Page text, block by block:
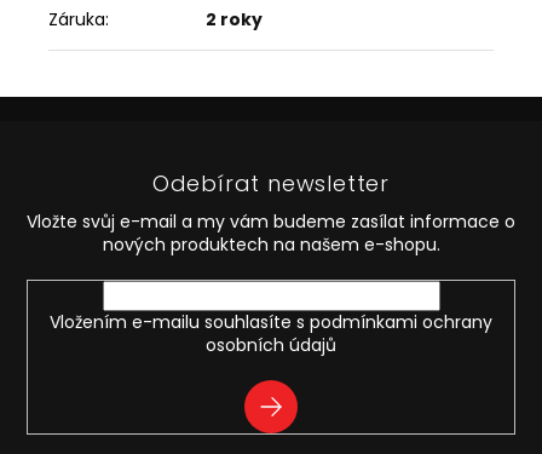
Záruka: 2 roky
Odebírat newsletter
Vložte svůj e-mail a my vám budeme zasílat informace o
nových produktech na našem e-shopu.
Vložením e-mailu souhlasíte s podmínkami ochrany
osobních údajů
PŘIHLÁSIT
SE